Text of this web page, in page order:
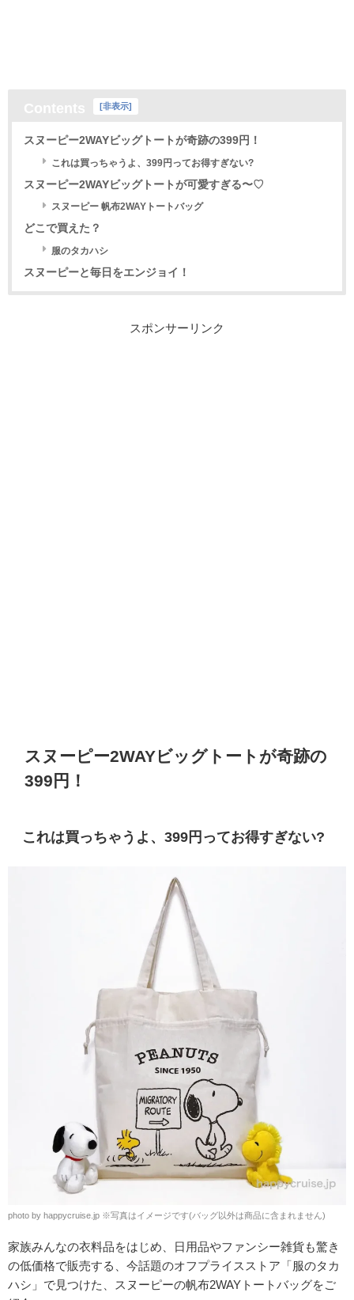
非表示
スヌーピー2WAYビッグトートが奇跡の399円！
これは買っちゃうよ、399円ってお得すぎない?
スヌーピー2WAYビッグトートが可愛すぎる〜♡
スヌーピー 帆布2WAYトートバッグ
どこで買えた？
服のタカハシ
スヌーピーと毎日をエンジョイ！
スポンサーリンク
スヌーピー2WAYビッグトートが奇跡の
399円！
これは買っちゃうよ、399円ってお得すぎない?
photo by happycruise.jp ※写真はイメージです(バッグ以外は商品に含まれません)
家族みんなの衣料品をはじめ、日用品やファンシー雑貨も驚き
の低価格で販売する、今話題のオフプライスストア「服のタカ
ハシ」で見つけた、スヌーピーの帆布2WAYトートバッグをご